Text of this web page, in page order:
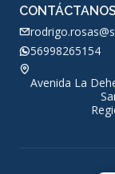
CONTÁCTANOS
56998265154
Avenida La